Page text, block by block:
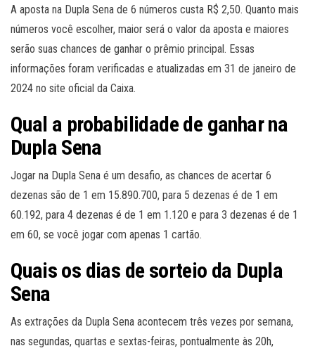
A aposta na Dupla Sena de 6 números custa R$ 2,50. Quanto mais
números você escolher, maior será o valor da aposta e maiores
serão suas chances de ganhar o prêmio principal. Essas
informações foram verificadas e atualizadas em 31 de janeiro de
2024 no site oficial da Caixa.
Qual a probabilidade de ganhar na
Dupla Sena
Jogar na Dupla Sena é um desafio, as chances de acertar 6
dezenas são de 1 em 15.890.700, para 5 dezenas é de 1 em
60.192, para 4 dezenas é de 1 em 1.120 e para 3 dezenas é de 1
em 60, se você jogar com apenas 1 cartão.
Quais os dias de sorteio da Dupla
Sena
As extrações da Dupla Sena acontecem três vezes por semana,
nas segundas, quartas e sextas-feiras, pontualmente às 20h,